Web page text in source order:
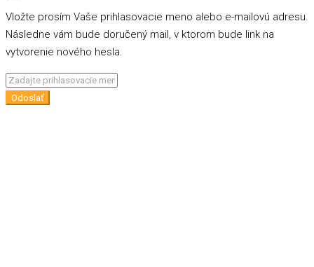
Vložte prosím Vaše prihlasovacie meno alebo e-mailovú adresu.
Následne vám bude doručený mail, v ktorom bude link na
vytvorenie nového hesla.
Odoslať